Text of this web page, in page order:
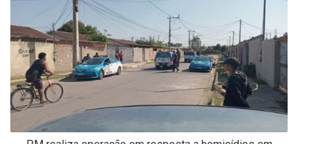
por
Tecnologia
Sistemas